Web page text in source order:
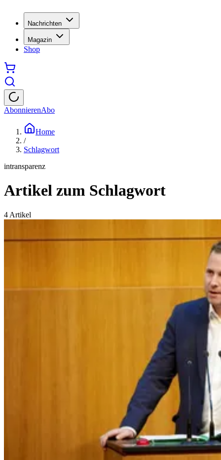
Nachrichten
Magazin
Shop
AbonnierenAbo
Home
/
Schlagwort
intransparenz
Artikel zum Schlagwort
4 Artikel